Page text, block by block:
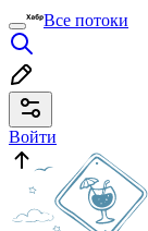
Все потоки
Войти